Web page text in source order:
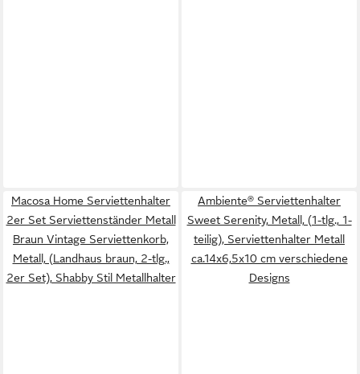
Macosa Home Serviettenhalter
2er Set Serviettenständer Metall
Braun Vintage Serviettenkorb,
Metall, (Landhaus braun, 2-tlg.,
2er Set), Shabby Stil Metallhalter
Ambiente® Serviettenhalter
Sweet Serenity, Metall, (1-tlg., 1-
teilig), Serviettenhalter Metall
ca.14x6,5x10 cm verschiedene
Designs